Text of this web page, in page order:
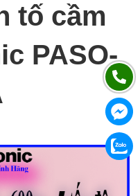
tố cầm
PASO-